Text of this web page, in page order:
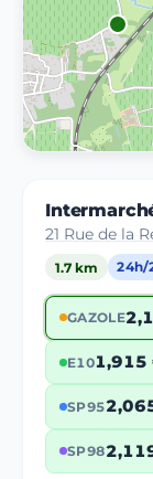
21 Rue de la
1.7 km 24h/
GAZOLE
E101,915
SP95
SP98